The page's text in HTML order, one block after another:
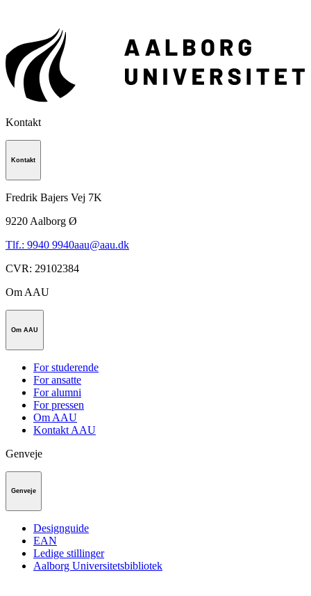
Kontakt
Kontakt
Fredrik Bajers Vej 7K
9220 Aalborg Ø
Tlf.: 9940 9940aau@aau.dk
CVR: 29102384
Om AAU
Om AAU
For studerende
For ansatte
For alumni
For pressen
Om AAU
Kontakt AAU
Genveje
Genveje
Designguide
EAN
Ledige stillinger
Aalborg Universitetsbibliotek